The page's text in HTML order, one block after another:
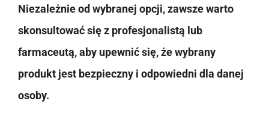
Niezależnie od wybranej opcji, zawsze warto
skonsultować się z profesjonalistą lub
farmaceutą, aby upewnić się, że wybrany
produkt jest bezpieczny i odpowiedni dla danej
osoby.